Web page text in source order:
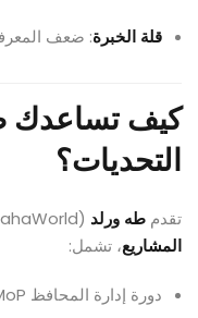
قلة الخبرة: ضعف
كيف تساعدك
التحديات؟
تقدم طه ورلد (TahaWorld) برامج تدريبية معتمدة دولياً في
المشاريع، تشمل:
دورة إدارة المحافظ MoP